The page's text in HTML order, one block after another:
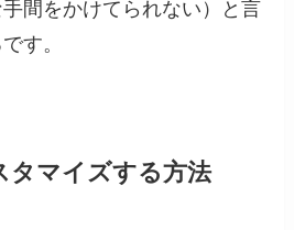
間をかけてられない）と言
す。
タマイズする方法